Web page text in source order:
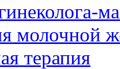
молочной
терапия